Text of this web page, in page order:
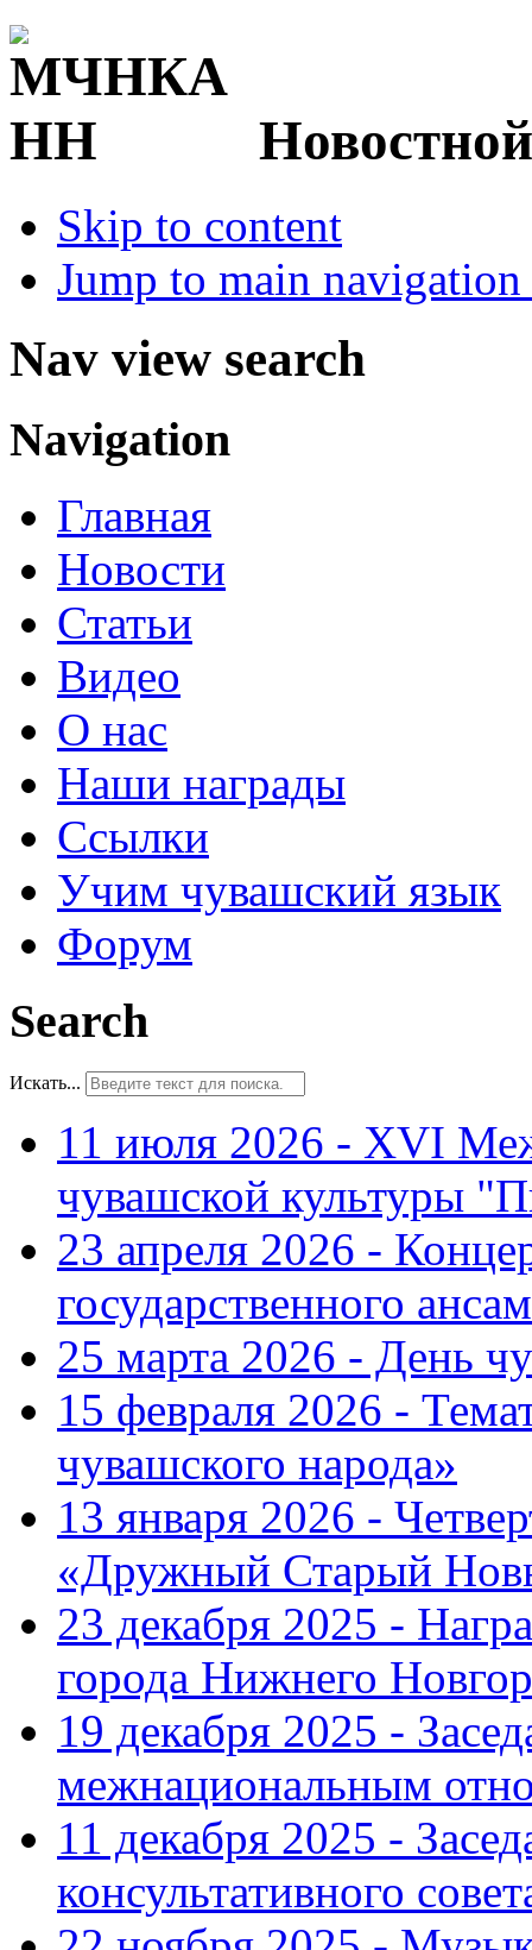
Skip to content
Jump to main
Nav view search
Navigation
Главная
Новости
Статьи
Видео
О нас
Наши награды
Ссылки
Учим чувашский язык
Форум
Search
Искать...
11 июля 2026 - XVI
чувашской культуры
23 апреля 2026 -
государственного
25 марта 2026 - День
15 февраля 2026 -
чувашского народа»
13 января 2026 -
«Дружный Старый
23 декабря 2025 -
города Нижнего
19 декабря 2025 -
межнациональным
11 декабря 2025 -
консультативного